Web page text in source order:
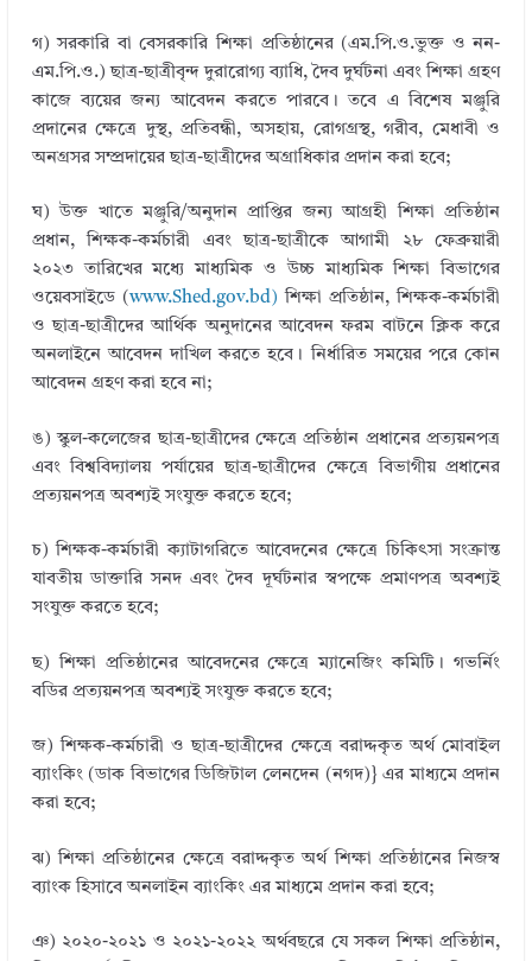
গ) সরকারি বা বেসরকারি শিক্ষা প্রতিষ্ঠানের (এম.পি.ও.ভুক্ত ও নন-
এম.পি.ও.) ছাত্র-ছাত্রীবৃন্দ দুরারােগ্য ব্যাধি, দৈব দুর্ঘটনা এবং শিক্ষা গ্রহণ
কাজে ব্যয়ের জন্য আবেদন করতে পারবে। তবে এ বিশেষ মঞ্জুরি
প্রদানের ক্ষেত্রে দুস্থ, প্রতিবন্ধী, অসহায়, রােগগ্রস্থ, গরীব, মেধাবী ও
অনগ্রসর সম্প্রদায়ের ছাত্র-ছাত্রীদের অগ্রাধিকার প্রদান করা হবে;
ঘ) উক্ত খাতে মঞ্জুরি/অনুদান প্রাপ্তির জন্য আগ্রহী শিক্ষা প্রতিষ্ঠান
প্রধান, শিক্ষক-কর্মচারী এবং ছাত্র-ছাত্রীকে আগামী ২৮ ফেব্রুয়ারী
২০২৩ তারিখের মধ্যে মাধ্যমিক ও উচ্চ মাধ্যমিক শিক্ষা বিভাগের
ওয়েবসাইডে (www.Shed.gov.bd) শিক্ষা প্রতিষ্ঠান, শিক্ষক-কর্মচারী
ও ছাত্র-ছাত্রীদের আর্থিক অনুদানের আবেদন ফরম বাটনে ক্লিক করে
অনলাইনে আবেদন দাখিল করতে হবে। নির্ধারিত সময়ের পরে কোন
আবেদন গ্রহণ করা হবে না;
ঙ) স্কুল-কলেজের ছাত্র-ছাত্রীদের ক্ষেত্রে প্রতিষ্ঠান প্রধানের প্রত্যয়নপত্র
এবং বিশ্ববিদ্যালয় পর্যায়ের ছাত্র-ছাত্রীদের ক্ষেত্রে বিভাগীয় প্রধানের
প্রত্যয়নপত্র অবশ্যই সংযুক্ত করতে হবে;
চ) শিক্ষক-কর্মচারী ক্যাটাগরিতে আবেদনের ক্ষেত্রে চিকিৎসা সংক্রান্ত
যাবতীয় ডাক্তারি সনদ এবং দৈব দূর্ঘটনার স্বপক্ষে প্রমাণপত্র অবশ্যই
সংযুক্ত করতে হবে;
ছ) শিক্ষা প্রতিষ্ঠানের আবেদনের ক্ষেত্রে ম্যানেজিং কমিটি। গভর্নিং
বডির প্রত্যয়নপত্র অবশ্যই সংযুক্ত করতে হবে;
জ) শিক্ষক-কর্মচারী ও ছাত্র-ছাত্রীদের ক্ষেত্রে বরাদ্দকৃত অর্থ মােবাইল
ব্যাংকিং (ডাক বিভাগের ডিজিটাল লেনদেন (নগদ)} এর মাধ্যমে প্রদান
করা হবে;
ঝ) শিক্ষা প্রতিষ্ঠানের ক্ষেত্রে বরাদ্দকৃত অর্থ শিক্ষা প্রতিষ্ঠানের নিজস্ব
ব্যাংক হিসাবে অনলাইন ব্যাংকিং এর মাধ্যমে প্রদান করা হবে;
ঞ) ২০২০-২০২১ ও ২০২১-২০২২ অর্থবছরে যে সকল শিক্ষা প্রতিষ্ঠান,